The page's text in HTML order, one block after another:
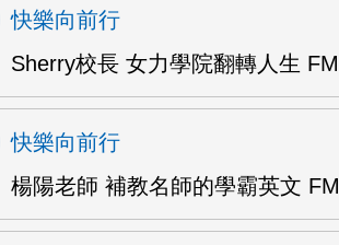
快樂向前行
Sherry校長 女力學院翻轉人生 FM
快樂向前行
楊陽老師 補教名師的學霸英文 FM